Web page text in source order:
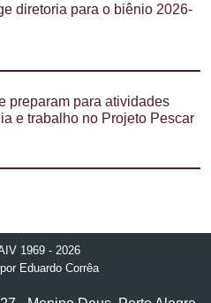
diretoria para o biênio 2026-
preparam para atividades
e trabalho no Projeto Pescar
1969 - 2026
Eduardo Corrêa